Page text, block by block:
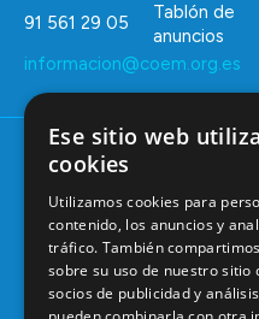
91 561 29 05
informacion@coem.org.es
Tablón de
anuncios
© 2025 – COEM – Colegio
Estomatólogos de la I región
Aviso legalPolítica de
Ese sitio web utiliza
cookies
Utilizamos cookies para
contenido, los anuncios y
tráfico. También
sobre su uso de nuestro sitio
socios de publicidad y